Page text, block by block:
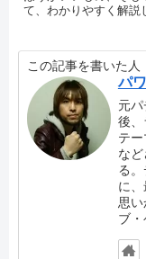
て、わかりやすく解説
この記事を書いた人
パ
元
後、
テ
な
る
に
思
ブ・